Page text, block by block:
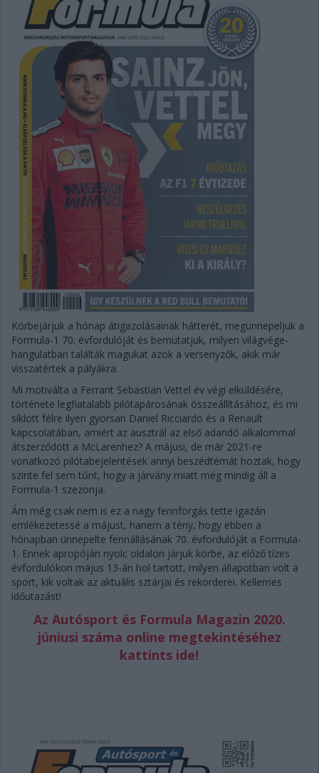
Körbejárjuk a hónap átigazolásainak hátterét, megünnepeljük a
Formula-1 70. évfordulóját és bemutatjuk, milyen világvége-
hangulatban találták magukat azok a versenyzők, akik már
visszatértek a pályákra.
Mi motiválta a Ferrarit Sebastian Vettel év végi elküldésére,
története legfiatalabb pilótapárosának összeállításához, és mi
siklott félre ilyen gyorsan Daniel Ricciardo és a Renault
kapcsolatában, amiért az ausztrál az első adandó alkalommal
átszerződött a McLarenhez? A májusi, de már 2021-re
vonatkozó pilótabejelentések annyi beszédtémát hoztak, hogy
szinte fel sem tűnt, hogy a járvány miatt még mindig áll a
Formula-1 szezonja.
Ám még csak nem is ez a nagy fennforgás tette igazán
emlékezetessé a májust, hanem a tény, hogy ebben a
hónapban ünnepelte fennállásának 70. évfordulóját a Formula-
1. Ennek apropóján nyolc oldalon járjuk körbe, az előző tízes
évfordulókon május 13-án hol tartott, milyen állapotban volt a
sport, kik voltak az aktuális sztárjai és rekorderei. Kellemes
időutazást!
Az Autósport és Formula Magazin 2020.
júniusi száma online megtekintéséhez
kattints ide!